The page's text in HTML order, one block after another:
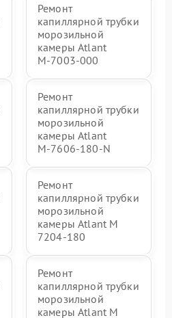
Ремонт
капиллярной трубки
морозильной
камеры Atlant
М-7003-000
Ремонт
капиллярной трубки
морозильной
камеры Atlant
М-7606-180-N
Ремонт
капиллярной трубки
морозильной
камеры Atlant М
7204-180
Ремонт
капиллярной трубки
морозильной
камеры Atlant М